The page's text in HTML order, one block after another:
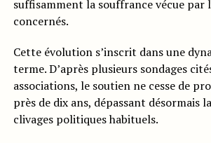
suffisamment la souffrance vécue par
concernés.
Cette évolution s’inscrit dans une
terme. D’après plusieurs sondages
associations, le soutien ne cesse de
près de dix ans, dépassant désormais
clivages politiques habituels.